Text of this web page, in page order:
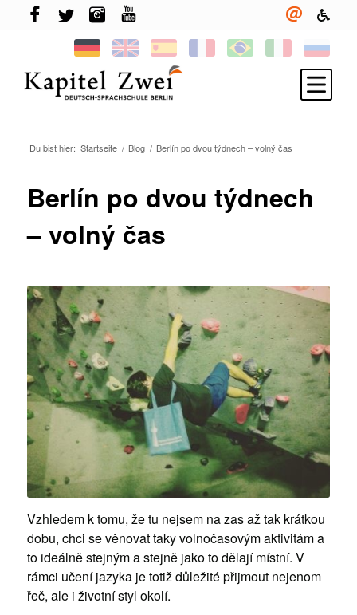
Melde Dich an
Deutsch lernen
TELC & TestDaF
Leben in Berlin
Neuigkeiten
Du bist hier: Startseite / Blog / Berlín po dvou týdnech – volný čas
Berlín po dvou týdnech
– volný čas
Vzhledem k tomu, že tu nejsem na zas až tak krátkou
dobu, chci se věnovat taky volnočasovým aktivitám a
to ideálně stejným a stejně jako to dělají místní. V
rámci učení jazyka je totiž důležité přijmout nejenom
řeč, ale i životní styl okolí.